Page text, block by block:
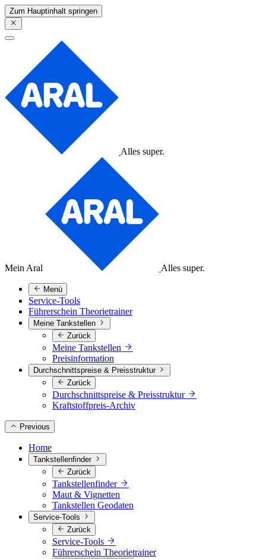
Zum Hauptinhalt springen
Alles super.
Mein Aral Alles super.
Menü
Service-Tools
Führerschein Theorietrainer
Meine Tankstellen
Zurück
Meine Tankstellen
Preisinformation
Durchschnittspreise & Preisstruktur
Zurück
Durchschnittspreise & Preisstruktur
Kraftstoffpreis-Archiv
Previous
Home
Tankstellenfinder
Zurück
Tankstellenfinder
Maut & Vignetten
Tankstellen Geodaten
Service-Tools
Zurück
Service-Tools
Führerschein Theorietrainer